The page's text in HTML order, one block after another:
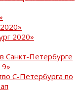
2020»
Санкт-Петербурге
С-Петербурга по